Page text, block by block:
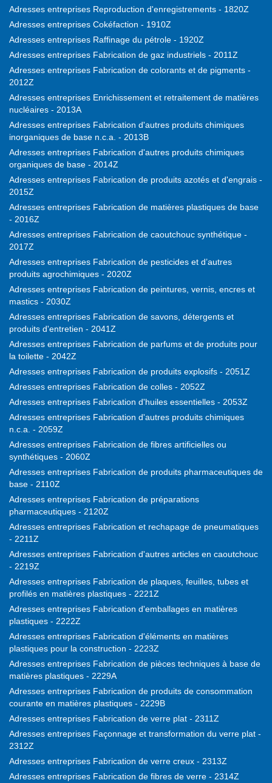
Adresses entreprises Reproduction d'enregistrements - 1820Z
Adresses entreprises Cokéfaction - 1910Z
Adresses entreprises Raffinage du pétrole - 1920Z
Adresses entreprises Fabrication de gaz industriels - 2011Z
Adresses entreprises Fabrication de colorants et de pigments -
2012Z
Adresses entreprises Enrichissement et retraitement de matières
nucléaires - 2013A
Adresses entreprises Fabrication d'autres produits chimiques
inorganiques de base n.c.a. - 2013B
Adresses entreprises Fabrication d'autres produits chimiques
organiques de base - 2014Z
Adresses entreprises Fabrication de produits azotés et d'engrais -
2015Z
Adresses entreprises Fabrication de matières plastiques de base
- 2016Z
Adresses entreprises Fabrication de caoutchouc synthétique -
2017Z
Adresses entreprises Fabrication de pesticides et d’autres
produits agrochimiques - 2020Z
Adresses entreprises Fabrication de peintures, vernis, encres et
mastics - 2030Z
Adresses entreprises Fabrication de savons, détergents et
produits d'entretien - 2041Z
Adresses entreprises Fabrication de parfums et de produits pour
la toilette - 2042Z
Adresses entreprises Fabrication de produits explosifs - 2051Z
Adresses entreprises Fabrication de colles - 2052Z
Adresses entreprises Fabrication d'huiles essentielles - 2053Z
Adresses entreprises Fabrication d'autres produits chimiques
n.c.a. - 2059Z
Adresses entreprises Fabrication de fibres artificielles ou
synthétiques - 2060Z
Adresses entreprises Fabrication de produits pharmaceutiques de
base - 2110Z
Adresses entreprises Fabrication de préparations
pharmaceutiques - 2120Z
Adresses entreprises Fabrication et rechapage de pneumatiques
- 2211Z
Adresses entreprises Fabrication d'autres articles en caoutchouc
- 2219Z
Adresses entreprises Fabrication de plaques, feuilles, tubes et
profilés en matières plastiques - 2221Z
Adresses entreprises Fabrication d'emballages en matières
plastiques - 2222Z
Adresses entreprises Fabrication d'éléments en matières
plastiques pour la construction - 2223Z
Adresses entreprises Fabrication de pièces techniques à base de
matières plastiques - 2229A
Adresses entreprises Fabrication de produits de consommation
courante en matières plastiques - 2229B
Adresses entreprises Fabrication de verre plat - 2311Z
Adresses entreprises Façonnage et transformation du verre plat -
2312Z
Adresses entreprises Fabrication de verre creux - 2313Z
Adresses entreprises Fabrication de fibres de verre - 2314Z